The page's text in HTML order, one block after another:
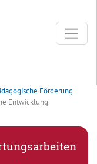
Förderung
Entwicklung